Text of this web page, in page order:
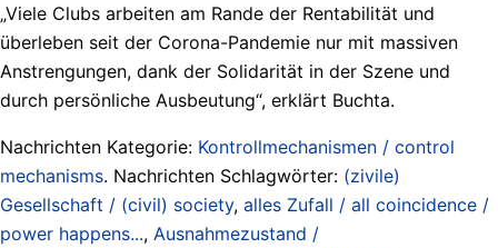
„Viele Clubs arbeiten am Rande der Rentabilität und
überleben seit der Corona-Pandemie nur mit massiven
Anstrengungen, dank der Solidarität in der Szene und
durch persönliche Ausbeutung“, erklärt Buchta.
Nachrichten Kategorie: Kontrollmechanismen / control
mechanisms. Nachrichten Schlagwörter: (zivile)
Gesellschaft / (civil) society, alles Zufall / all coincidence /
power happens..., Ausnahmezustand /